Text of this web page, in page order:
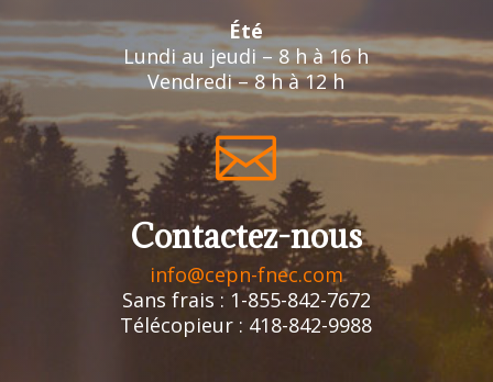
Été
Lundi au jeudi – 8 h à 16 h
Vendredi – 8 h à 12 h

Contactez-nous
info@cepn-fnec.com
Sans frais : 1-855-842-7672
Télécopieur : 418-842-9988